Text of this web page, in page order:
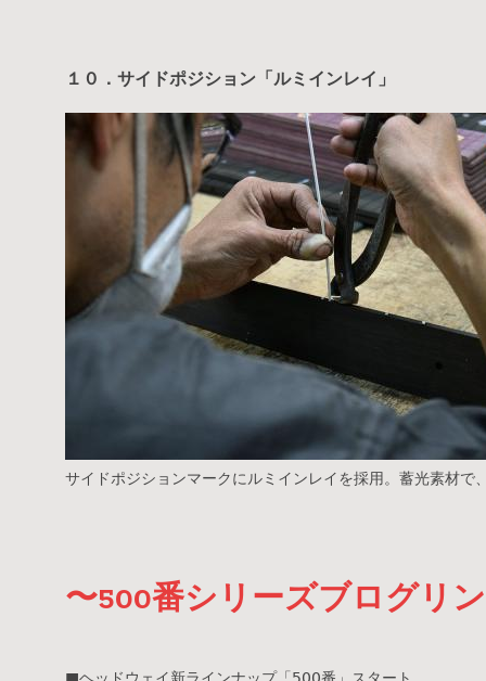
１０．サイドポジション「ルミインレイ」
サイドポジションマークにルミインレイを採用。蓄光素材で
〜500番シリーズブログリ